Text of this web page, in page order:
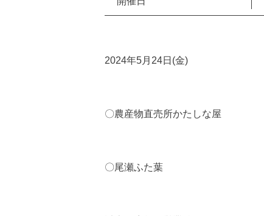
2024年5月24日(金)
〇農産物直売所かたしな屋
〇尾瀬ふた葉